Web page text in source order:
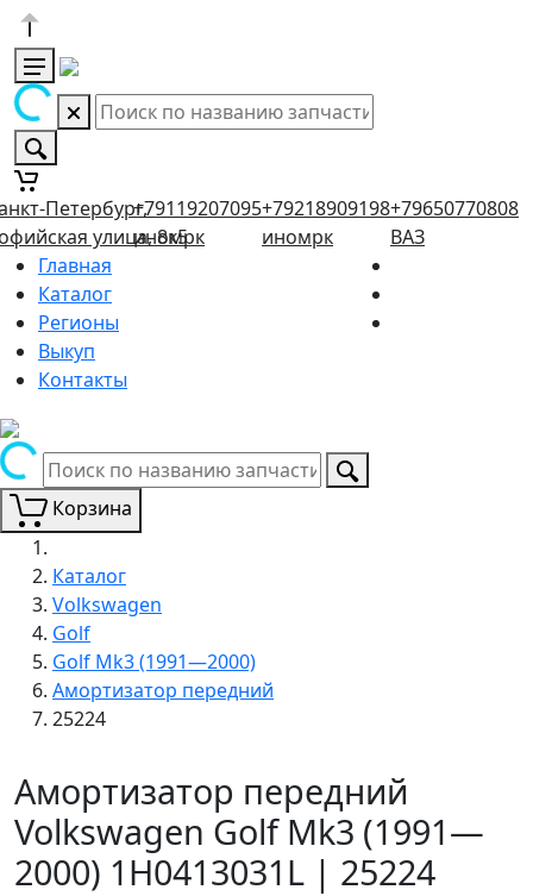
Петербург,
улица, 8к5
+79119207095
иномрк
+79218909198
иномрк
+79650770808
ВАЗ
Главная
Каталог
Регионы
Выкуп
Контакты
Корзина
Каталог
Volkswagen
Golf
Golf Mk3 (1991—2000)
Амортизатор передний
25224
Амортизатор передний
Volkswagen Golf Mk3 (1991—
2000) 1H0413031L | 25224